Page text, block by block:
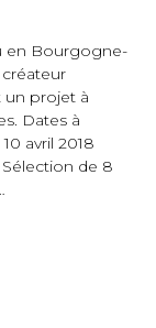
en Bourgogne-
un projet à
Dates à
avril 2018
Sélection de 8